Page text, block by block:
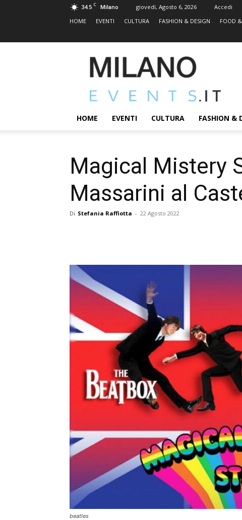
34.5 C Milano giovedì, Agosto 6, 2026
Accedi
HOME
EVENTI CULTURA FASHION & DESIGN FOOD
MILANOEVENTS.IT
|
2.0
ed
Eventi
HOME EVENTI CULTURA FASHION &
Magical Mistery
Massarini al
Di Stefania Raffiotta - 22 Agosto 2022
beatles